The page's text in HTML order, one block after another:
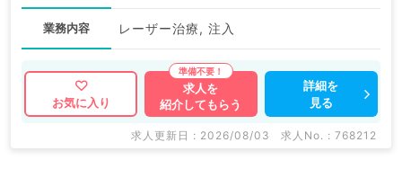
業務内容 レーザー治療, 注入
お気に入り
求人を
紹介してもらう
詳細を
見る
求人更新日 : 2026/08/03 求人No. : 768212